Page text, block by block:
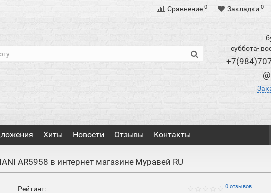
Сравнение 0 Закладки 0
суббота-
Хиты Новости Отзывы Контакты
AR5958 в интернет магазине Муравей RU
Рейтинг: 0 отзывов